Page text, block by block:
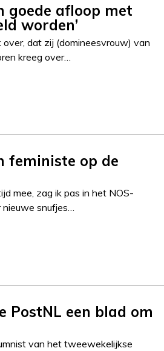
goede afloop met
worden’
dat zij (domineesvrouw) van
kreeg over…
feministe op de
mee, zag ik pas in het NOS-
nieuwe snufjes…
PostNL een blad om
van het tweewekelijkse